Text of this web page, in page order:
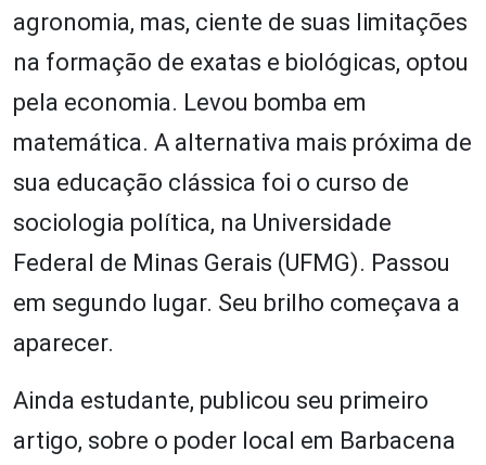
agronomia, mas, ciente de suas limitações
na formação de exatas e biológicas, optou
pela economia. Levou bomba em
matemática. A alternativa mais próxima de
sua educação clássica foi o curso de
sociologia política, na Universidade
Federal de Minas Gerais (UFMG). Passou
em segundo lugar. Seu brilho começava a
aparecer.
Ainda estudante, publicou seu primeiro
artigo, sobre o poder local em Barbacena